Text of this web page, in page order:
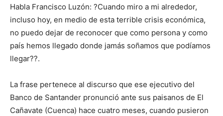
Habla Francisco Luzón: ?Cuando miro a mi alrededor,
incluso hoy, en medio de esta terrible crisis económica,
no puedo dejar de reconocer que como persona y como
país hemos llegado donde jamás soñamos que podíamos
llegar??.
La frase pertenece al discurso que ese ejecutivo del
Banco de Santander pronunció ante sus paisanos de El
Cañavate (Cuenca) hace cuatro meses, cuando pusieron